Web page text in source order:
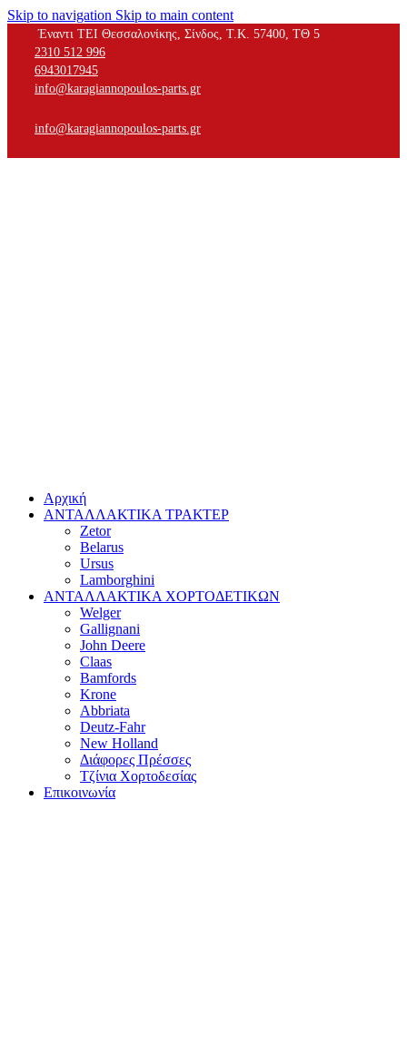
Skip to navigation Skip to main content
Έναντι ΤΕΙ Θεσσαλονίκης, Σίνδος, Τ.Κ. 57400, ΤΘ 5
2310 512 996
6943017945
info@karagiannopoulos-parts.gr
info@karagiannopoulos-parts.gr
Αρχική
ΑΝΤΑΛΛΑΚΤΙΚΑ ΤΡΑΚΤΕΡ
Zetor
Belarus
Ursus
Lamborghini
ΑΝΤΑΛΛΑΚΤΙΚΑ ΧΟΡΤΟΔΕΤΙΚΩΝ
Welger
Gallignani
John Deere
Claas
Bamfords
Krone
Abbriata
Deutz-Fahr
New Holland
Διάφορες Πρέσσες
Τζίνια Χορτοδεσίας
Επικοινωνία